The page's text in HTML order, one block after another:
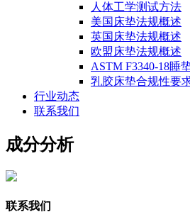
人体工学测试方法
美国床垫法规概述
英国床垫法规概述
欧盟床垫法规概述
ASTM F3340-18睡
乳胶床垫合规性要
行业动态
联系我们
成分分析
联系我们